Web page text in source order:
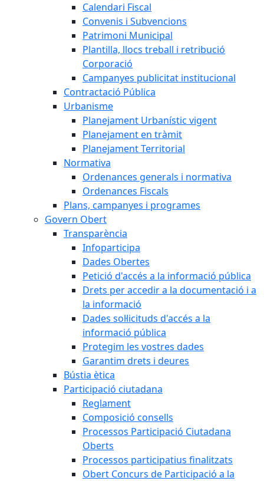
Calendari Fiscal
Convenis i Subvencions
Patrimoni Municipal
Plantilla, llocs treball i retribució
Corporació
Campanyes publicitat institucional
Contractació Pública
Urbanisme
Planejament Urbanístic vigent
Planejament en tràmit
Planejament Territorial
Normativa
Ordenances generals i normativa
Ordenances Fiscals
Plans, campanyes i programes
Govern Obert
Transparència
Infoparticipa
Dades Obertes
Petició d'accés a la informació pública
Drets per accedir a la documentació i a
la informació
Dades sol·licituds d'accés a la
informació pública
Protegim les vostres dades
Garantim drets i deures
Bústia ètica
Participació ciutadana
Reglament
Composició consells
Processos Participació Ciutadana
Oberts
Processos participatius finalitzats
Obert Concurs de Participació a la